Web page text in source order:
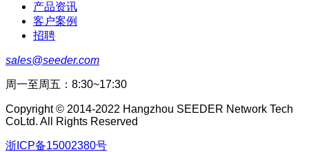
产品资讯
客户案例
招聘
sales@seeder.com
周一至周五：8:30~17:30
Copyright © 2014-2022 Hangzhou SEEDER Network Tech
CoLtd. All Rights Reserved
浙ICP备15002380号